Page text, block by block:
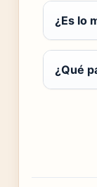
¿Es lo
¿Qué